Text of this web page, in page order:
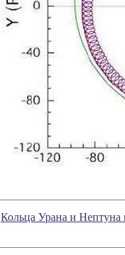
Кольца Урана и Нептуна